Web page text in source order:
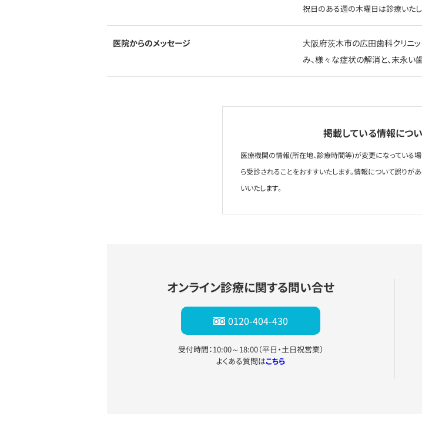
祝日のある週の木曜日は診療いた
医院からのメッセージ
大阪府茨木市の広田歯科クリニ
み、様々な症状の解消と、末永い
掲載している情報につ
医療機関の情報(所在地、診療時間等)が変更になっている
ら受診されることをおすすいたします。情報について誤りが
いいたします。
オンライン診療に関する問い合せ
0120-404-430
受付時間：10:00～18:00（平日・土日祝営業）
よくある質問はこちら